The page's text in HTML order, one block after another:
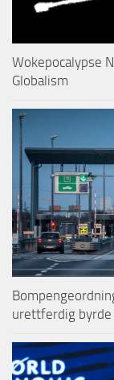
Wokepocalypse
Globalism
urettferdig byrde